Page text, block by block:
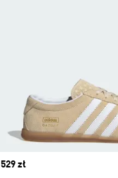
Price
529 zł